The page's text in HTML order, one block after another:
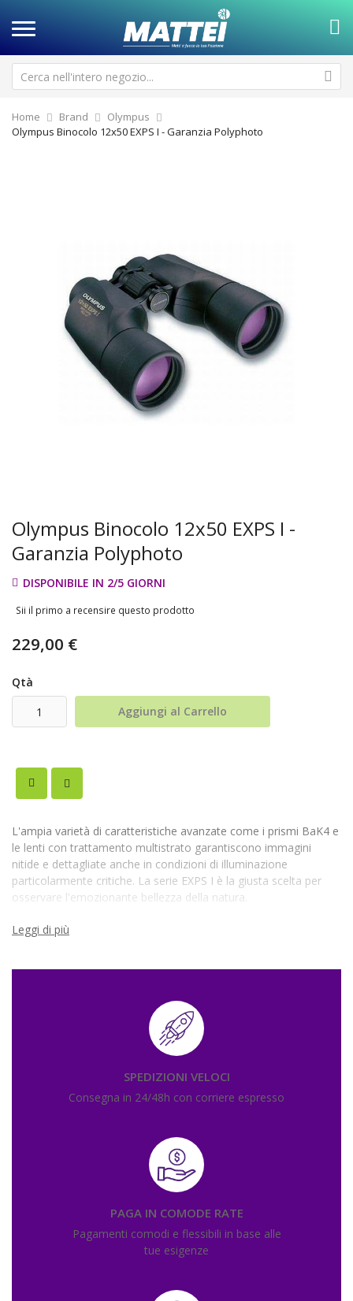
Home Brand
Olympus
Olympus Binocolo 12x50 EXPS I - Garanzia Polyphoto
Olympus Binocolo 12x50 EXPS I -
Garanzia Polyphoto
DISPONIBILE IN 2/5 GIORNI
Sii il primo a recensire questo prodotto
229,00 €
Qtà
Aggiungi al Carrello
L'ampia varietà di caratteristiche avanzate come i prismi BaK4 e
le lenti con trattamento multistrato garantiscono immagini
nitide e dettagliate anche in condizioni di illuminazione
particolarmente critiche. La serie EXPS I è la giusta scelta per
osservare l'emozionante bellezza della natura.
Leggi di più
SPEDIZIONI VELOCI
Consegna in 24/48h con corriere espresso
PAGA IN COMODE RATE
Pagamenti comodi e flessibili in base alle
tue esigenze